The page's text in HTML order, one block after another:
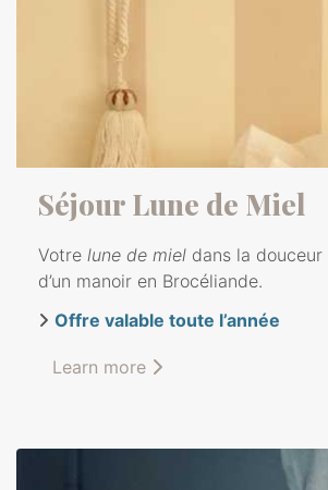
Séjour Lune de Miel
Votre lune de miel dans la douceur
d’un manoir en Brocéliande.
Offre valable toute l’année
Learn more